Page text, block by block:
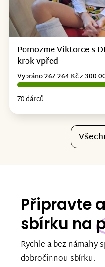
Pomozme Viktorce s
krok vpřed
70 dárců
Vybráno 267 264 Kč z 300
Připravte
sbírku na
Rychle a bez námahy
dobročinnou sbírku.